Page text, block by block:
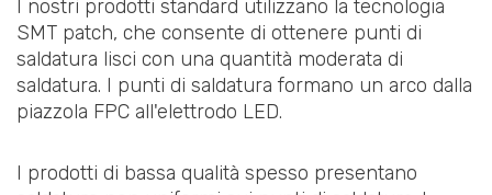
I nostri prodotti standard utilizzano la tecnologia
SMT patch, che consente di ottenere punti di
saldatura lisci con una quantità moderata di
saldatura. I punti di saldatura formano un arco dalla
piazzola FPC all'elettrodo LED.
I prodotti di bassa qualità spesso presentano